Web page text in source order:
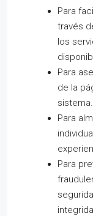
Para
través
los
Para
de la
sistema.
Para
Para